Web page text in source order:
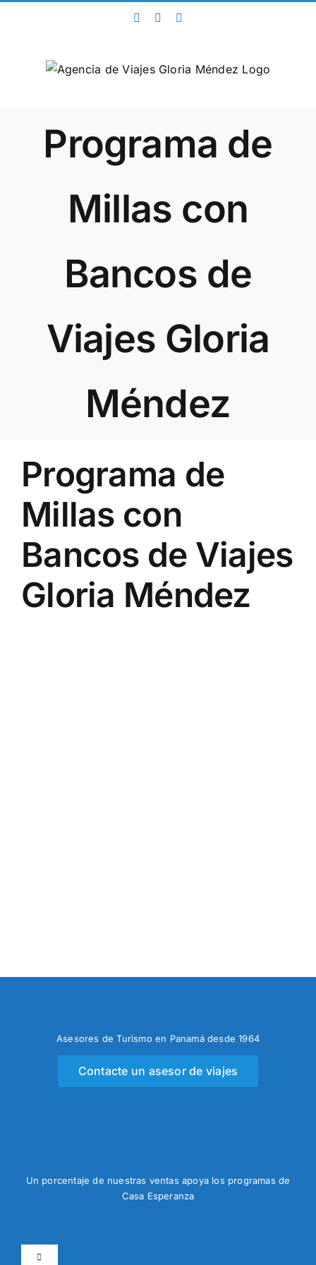
Facebook
Twitter
Programa de
Millas con
Bancos de
Viajes Gloria
Méndez
Programa de
Millas con
Bancos de Viajes
Gloria Méndez
Asesores de Turismo en Panamá desde 1964
Contacte un asesor de viajes
Un porcentaje de nuestras ventas apoya los programas de
Casa Esperanza
Toggle